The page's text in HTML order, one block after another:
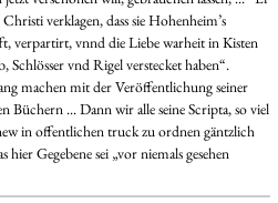
verklagen, dass sie Hohenheim’s
verpartirt, vnnd die Liebe warheit in Kisten
vnd Rigel verstecket haben“.
machen mit der Veröffentlichung seiner
Büchern ... Dann wir alle seine Scripta, so viel
in offentlichen truck zu ordnen gäntzlich
Gegebene sei „vor niemals gesehen